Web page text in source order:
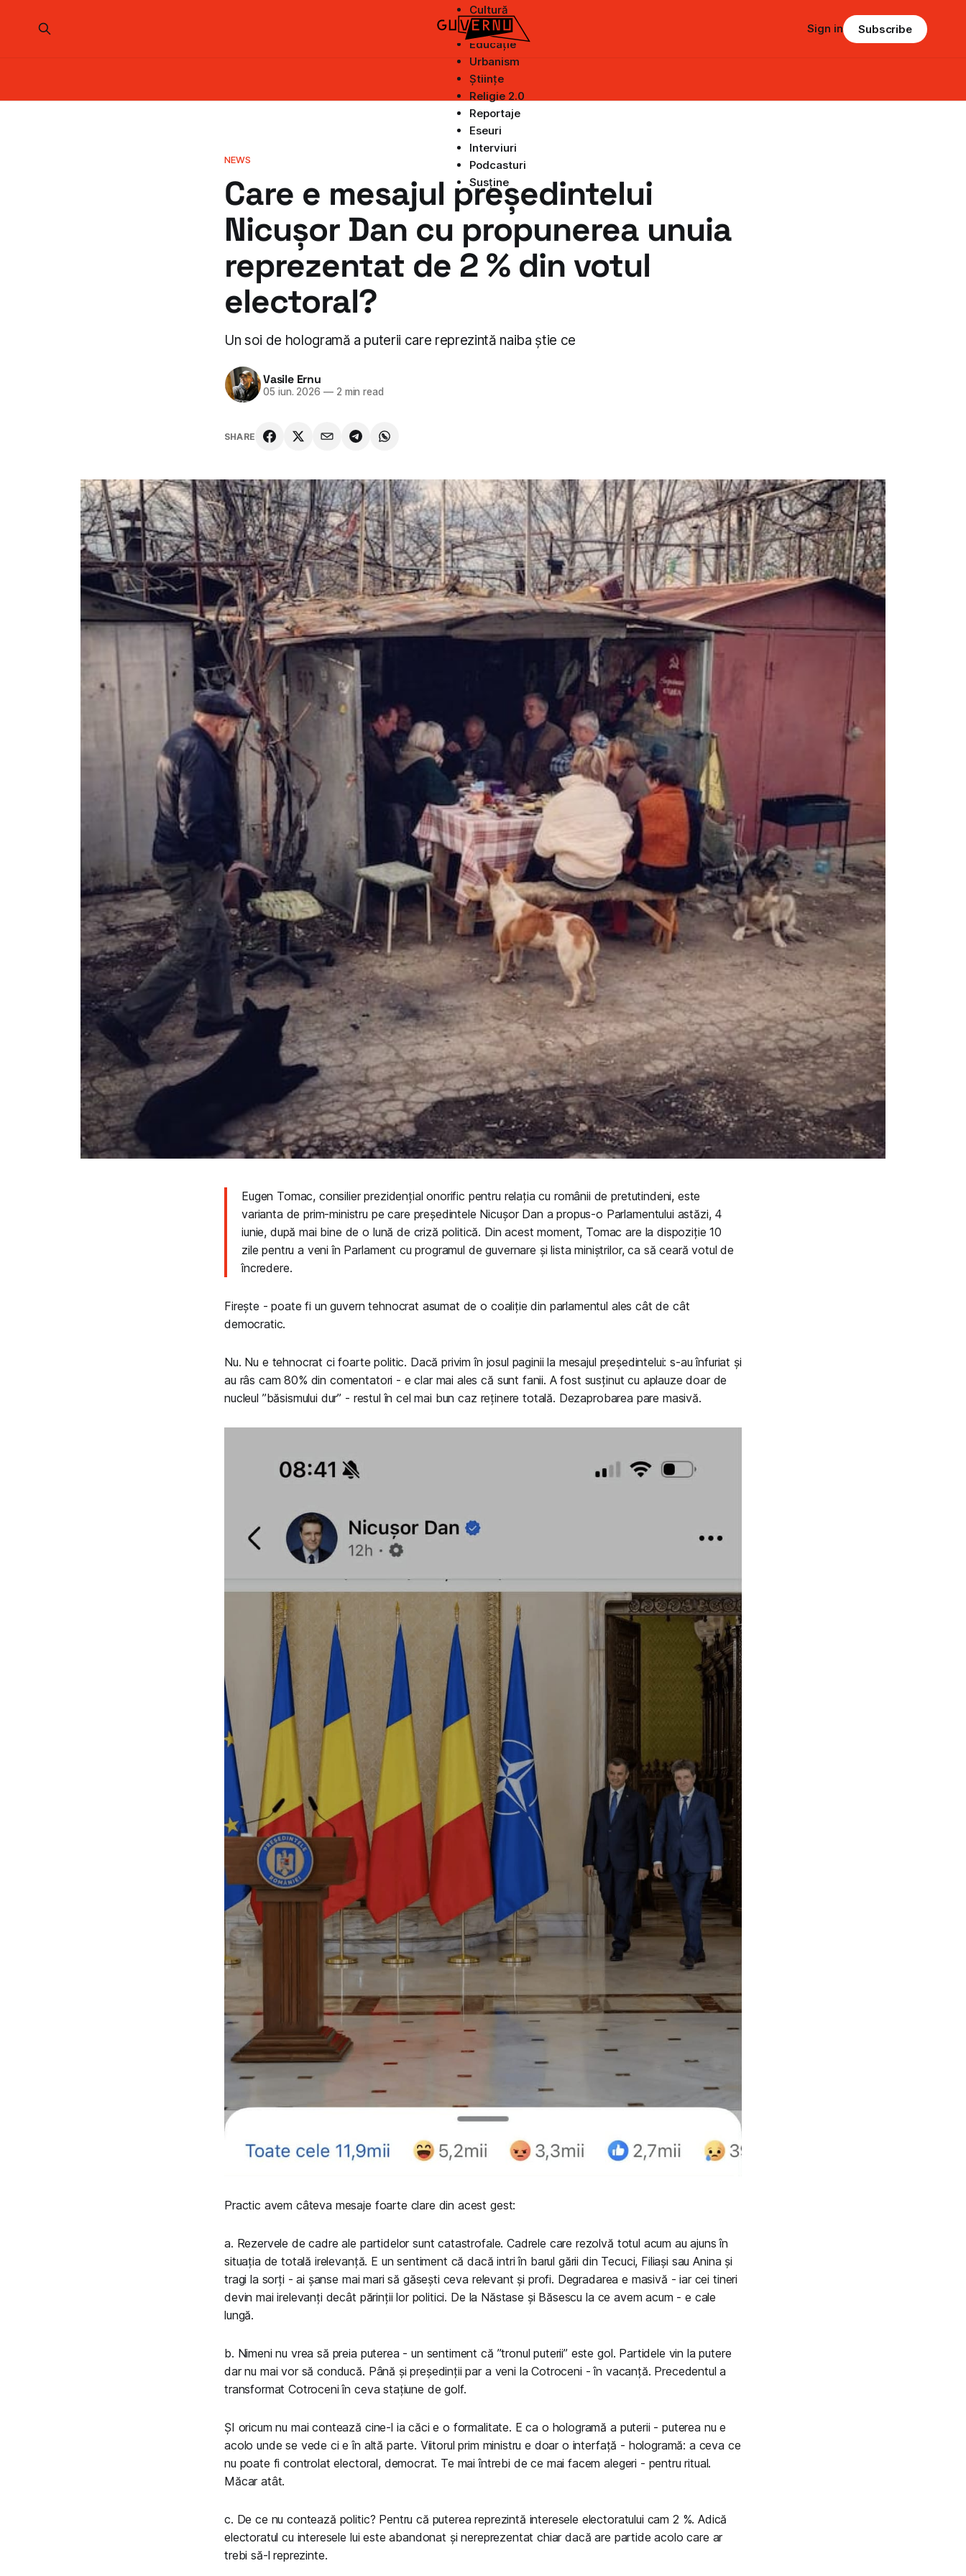
Cultură
Știri
Educație
Urbanism
Științe
Religie 2.0
Reportaje
Eseuri
Interviuri
Podcasturi
Susține
Sign in Subscribe
NEWS
Care e mesajul președintelui
Nicușor Dan cu propunerea unuia
reprezentat de 2 % din votul
electoral?
Un soi de hologramă a puterii care reprezintă naiba știe ce
Vasile Ernu
05 iun. 2026 —2 min read
SHARE
Eugen Tomac, consilier prezidențial onorific pentru relația cu românii de pretutindeni, este
varianta de prim-ministru pe care președintele Nicușor Dan a propus-o Parlamentului astăzi, 4
iunie, după mai bine de o lună de criză politică. Din acest moment, Tomac are la dispoziție 10
zile pentru a veni în Parlament cu programul de guvernare și lista miniștrilor, ca să ceară votul de
încredere.
Firește - poate fi un guvern tehnocrat asumat de o coaliție din parlamentul ales cât de cât
democratic.
Nu. Nu e tehnocrat ci foarte politic. Dacă privim în josul paginii la mesajul președintelui: s-au înfuriat și
au râs cam 80% din comentatori - e clar mai ales că sunt fanii. A fost susținut cu aplauze doar de
nucleul ”băsismului dur” - restul în cel mai bun caz reținere totală. Dezaprobarea pare masivă.
Practic avem câteva mesaje foarte clare din acest gest:
a. Rezervele de cadre ale partidelor sunt catastrofale. Cadrele care rezolvă totul acum au ajuns în
situația de totală irelevanță. E un sentiment că dacă intri în barul gării din Tecuci, Filiași sau Anina și
tragi la sorți - ai șanse mai mari să găsești ceva relevant și profi. Degradarea e masivă - iar cei tineri
devin mai irelevanți decât părinții lor politici. De la Năstase și Băsescu la ce avem acum - e cale
lungă.
b. Nimeni nu vrea să preia puterea - un sentiment că ”tronul puterii” este gol. Partidele vin la putere
dar nu mai vor să conducă. Până și președinții par a veni la Cotroceni - în vacanță. Precedentul a
transformat Cotroceni în ceva stațiune de golf.
ȘI oricum nu mai contează cine-l ia căci e o formalitate. E ca o hologramă a puterii - puterea nu e
acolo unde se vede ci e în altă parte. Viitorul prim ministru e doar o interfață - hologramă: a ceva ce
nu poate fi controlat electoral, democrat. Te mai întrebi de ce mai facem alegeri - pentru ritual.
Măcar atât.
c. De ce nu contează politic? Pentru că puterea reprezintă interesele electoratului cam 2 %. Adică
electoratul cu interesele lui este abandonat și nereprezentat chiar dacă are partide acolo care ar
trebi să-l reprezinte.